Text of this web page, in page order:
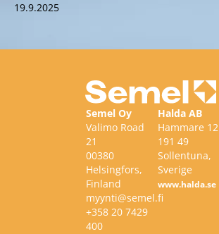
19.9.2025
Semel Oy
Valimo Road
21
00380
Helsingfors,
Finland
myynti@semel.fi
+358 20 7429
400
Halda AB
Hammare 12
191 49
Sollentuna,
Sverige
www.halda.se